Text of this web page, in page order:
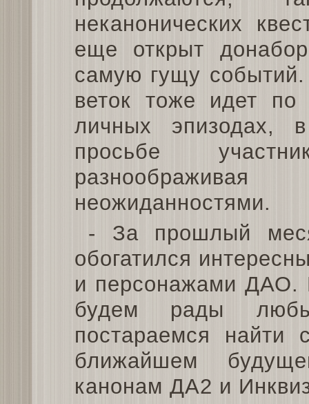
неканонических
еще открыт
самую гущу событий.
веток тоже идет
личных эпизодах,
просьбе
неожиданностями.
- За прошлый
обогатился
и персонажами ДАО.
будем рады
постараемся найти
ближайшем
канонам ДА2 и